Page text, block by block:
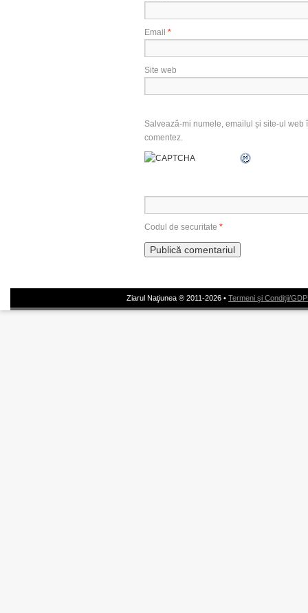
Email *
Site web
Salvează-mi numele, emailul și site-ul
comentez.
Codul de securitate *
Ziarul Naţiunea ® 2011-2026 • Termeni şi Condiţii/